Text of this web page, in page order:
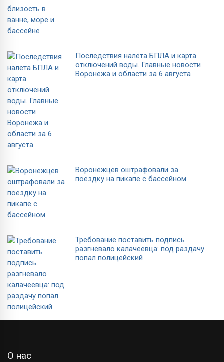
Последствия налёта БПЛА и карта
отключений воды. Главные новости
Воронежа и области за 6 августа
Воронежцев оштрафовали за
поездку на пикапе с бассейном
Требование поставить подпись
разгневало калачеевца: под раздачу
попал полицейский
О нас